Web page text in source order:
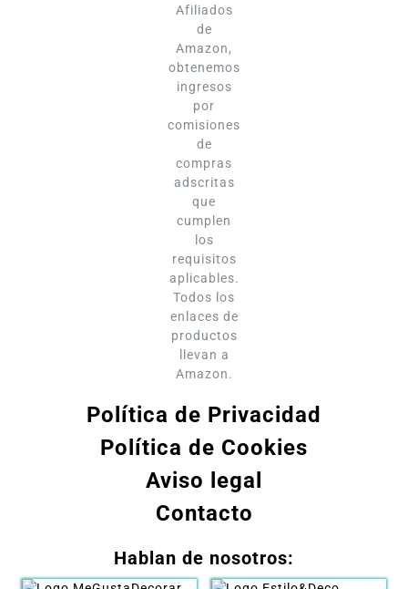
Afiliados
de
Amazon,
obtenemos
ingresos
por
comisiones
de
compras
adscritas
que
cumplen
los
requisitos
aplicables.
Todos los
enlaces de
productos
llevan a
Amazon.
Política de Privacidad
Política de Cookies
Aviso legal
Contacto
Hablan de nosotros: